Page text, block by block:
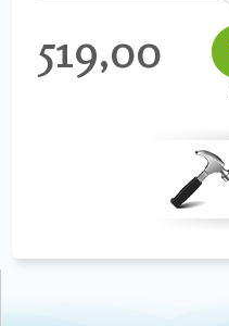
519,00